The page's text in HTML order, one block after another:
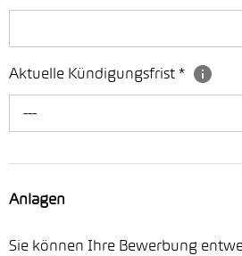
Aktuelle Kündigungsfrist *
---
Anlagen
Sie können Ihre Bewerbung